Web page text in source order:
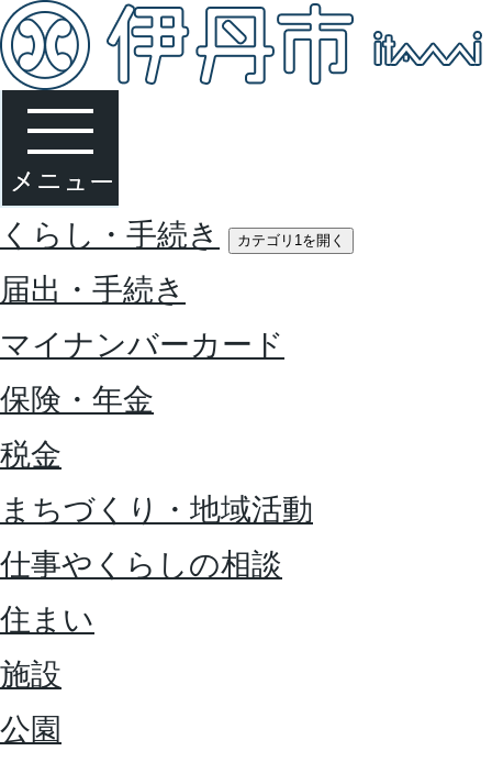
くらし・手続き カテゴリ1を開く
届出・手続き
マイナンバーカード
保険・年金
税金
まちづくり・地域活動
仕事やくらしの相談
住まい
施設
公園